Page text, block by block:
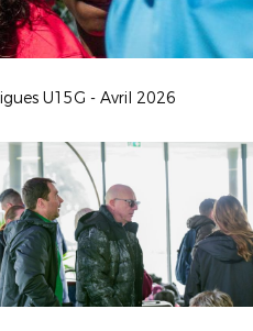
U15G - Avril 2026